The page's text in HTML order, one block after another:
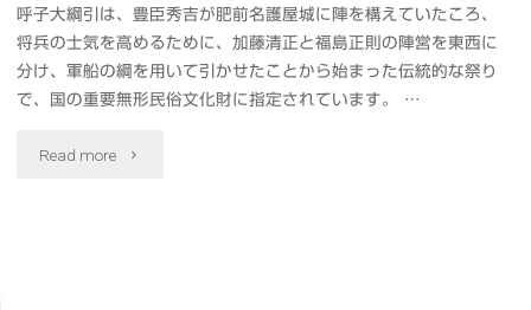
呼子大綱引は、豊臣秀吉が肥前名護屋城に陣を構えていたころ、
将兵の士気を高めるために、加藤清正と福島正則の陣営を東西に
分け、軍船の綱を用いて引かせたことから始まった伝統的な祭り
で、国の重要無形民俗文化財に指定されています。 …
Read more "大